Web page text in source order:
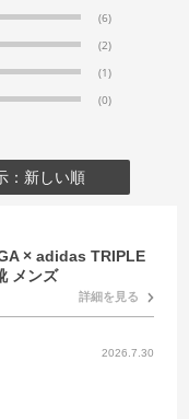
(6)
(2)
(1)
(0)
：新しい順
× adidas TRIPLE
メンズ
詳細を見る
2026.7.30